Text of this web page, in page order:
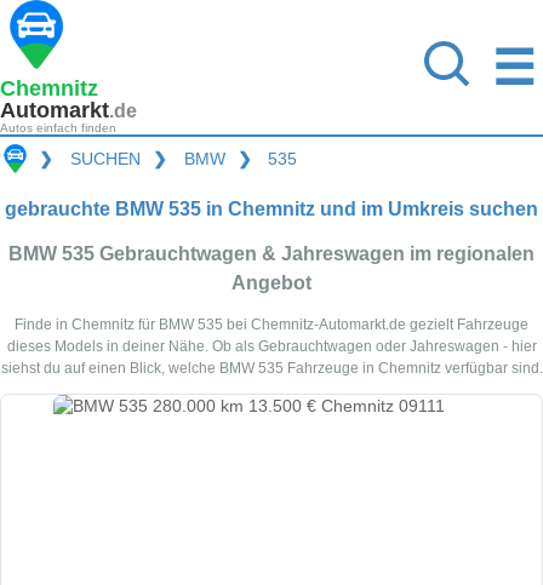
Chemnitz
Automarkt.de
Autos einfach finden
☰
❯ SUCHEN ❯ BMW ❯ 535
gebrauchte BMW 535 in Chemnitz und im Umkreis suchen
BMW 535 Gebrauchtwagen & Jahreswagen im regionalen
Angebot
Finde in Chemnitz für BMW 535 bei Chemnitz-Automarkt.de gezielt Fahrzeuge
dieses Models in deiner Nähe. Ob als Gebrauchtwagen oder Jahreswagen - hier
siehst du auf einen Blick, welche BMW 535 Fahrzeuge in Chemnitz verfügbar sind.